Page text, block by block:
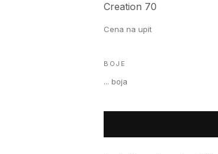
Creation 70
Cena na upit
BOJE
... boja